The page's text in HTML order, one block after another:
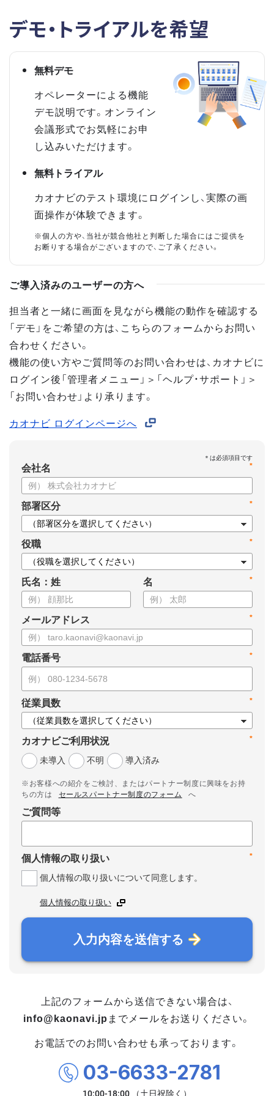
デモ・トライアルを希望
無料デモ
オペレーターによる機能
デモ説明です。オンライン
会議形式でお気軽にお申
し込みいただけます。
無料トライアル
カオナビのテスト環境にログインし、実際の画
面操作が体験できます。
※個人の方や、当社が競合他社と判断した場合にはご提供を
お断りする場合がございますので、ご了承ください。
ご導入済みのユーザーの方へ
担当者と一緒に画面を見ながら機能の動作を確認する
「デモ」をご希望の方は、こちらのフォームからお問い
合わせください。
機能の使い方やご質問等のお問い合わせは、カオナビに
ログイン後「管理者メニュー」＞「ヘルプ・サポート」＞
「お問い合わせ」より承ります。
カオナビ ログインページへ
*
会社名
*
部署区分
*
役職
氏名：姓 *
名
*
メールアドレス
*
電話番号
*
従業員数
*
カオナビご利用状況
未導入
不明 導入済み
※お客様への紹介をご検討、またはパートナー制度に興味をお持
ちの方は
セールスパートナー制度のフォーム へ
ご質問等
*
個人情報の取り扱い
個人情報の取り扱いについて同意します。
個人情報の取り扱い
入力内容を送信する
上記のフォームから送信できない場合は、
info@kaonavi.jp までメールをお送りください。
お電話でのお問い合わせも承っております。
03-6633-2781